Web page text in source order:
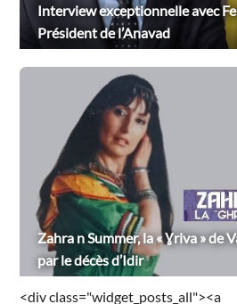
Interview exceptionnelle avec
Président de l’Anavad
Zahra n Summer, la « Ɣriva » de
par le décès d’Idir
<div class="widget_posts_all"><a